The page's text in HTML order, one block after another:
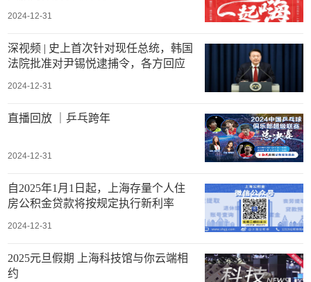
2024-12-31
深视频 | 史上首次针对现任总统，韩国
法院批准对尹锡悦逮捕令，各方回应
2024-12-31
直播回放 ｜乒乓跨年
2024-12-31
自2025年1月1日起，上海存量个人住
房公积金贷款将按规定执行新利率
2024-12-31
2025元旦假期 上海科技馆与你云端相
约